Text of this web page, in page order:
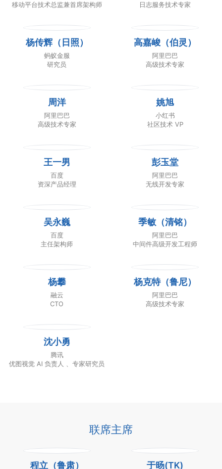
移动平台技术总监兼首席架构师 日志服务技术专家
杨传辉（日照）
蚂蚁金服
研究员
高嘉峻（伯灵）
阿里巴巴
高级技术专家
周洋
阿里巴巴
高级技术专家
姚旭
小红书
社区技术 VP
王一男
百度
资深产品经理
彭玉堂
阿里巴巴
无线开发专家
吴永巍
百度
主任架构师
季敏（清铭）
阿里巴巴
中间件高级开发工程师
杨攀
融云
CTO
杨克特（鲁尼）
阿里巴巴
高级技术专家
沈小勇
腾讯
优图视觉 AI 负责人 、专家研究员
联席主席
程立（鲁肃） 于旸(TK)